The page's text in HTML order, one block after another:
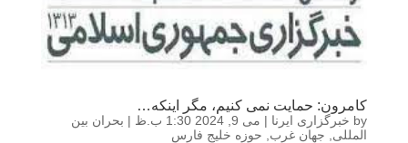
کامرون: حمایت نمی کنیم، مگر اینکه…
by خبرگزاری ایرنا | می 9, 2024 1:30 ب.ظ | بحران بین
المللی
جهان غرب حوزه خلیج فارس